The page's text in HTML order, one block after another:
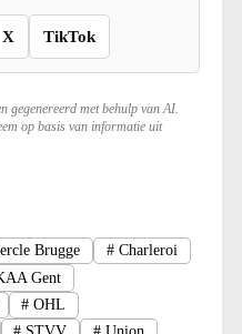
X TikTok
gegenereerd met behulp van AI.
op basis van informatie uit
Brugge # Charleroi
Gent
# OHL